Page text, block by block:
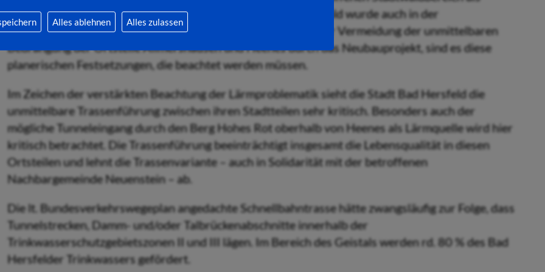
Alles ablehnen Alles zulassen
Erholungswald eingestuft. Die große Nutzung als Erholungswald wurde auch in der
Forsteinrichtung für den Stadtwald festgeschrieben. Neben der Vermeidung der unmittelbaren
Bedrängung der Ortsteile Allmershausen und Heenes durch das Neubauprojekt, sind es diese
planerischen Festsetzungen, die beachtet werden müssen.
Im Zeichen der verstärkten Beachtung der Lärmproblematik sieht die Stadt Bad Hersfeld die
unmittelbare Trassenführung zwischen ihren Stadtteilen sehr kritisch. Besonders auch der
mögliche Tunneleingang durch den Berg Hohes Rot oberhalb von Heenes als Lärmquelle wird hier
kritisch betrachtet. Die Trassenführung beeinträchtigt insgesamt die Lebensqualität in diesen
Ortsteilen und lehnt die Trassenvariante – auch in Solidarität mit der betroffenen
Nachbargemeinde Neuenstein – ab.
Die lt. Bundesverkehrswegeplan angedachte Schnellbahntrasse hätte zwangsläufig zur Folge, dass
Tunnelstrecken, Damm- und/oder Talbrückenabschnitte innerhalb der
Trinkwasserschutzgebietszonen II und III lägen. Im Bereich des Geistals werden rd. 80 % des Bad
Hersfelder Trinkwassers gefördert.